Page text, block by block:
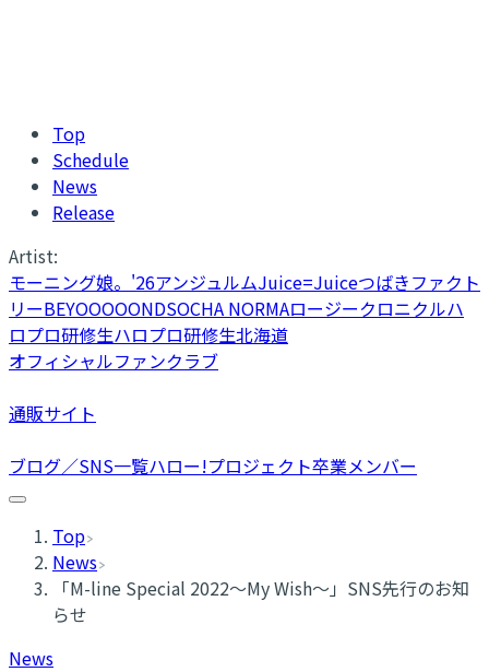
Top
Schedule
News
Release
Artist:
モーニング娘。'26アンジュルムJuice=Juiceつばきファクト
リーBEYOOOOONDSOCHA NORMAロージークロニクルハ
ロプロ研修生ハロプロ研修生北海道
オフィシャルファンクラブ
通販サイト
ブログ／SNS一覧ハロー!プロジェクト卒業メンバー
Top
News
「M-line Special 2022〜My Wish〜」SNS先行のお知
らせ
News